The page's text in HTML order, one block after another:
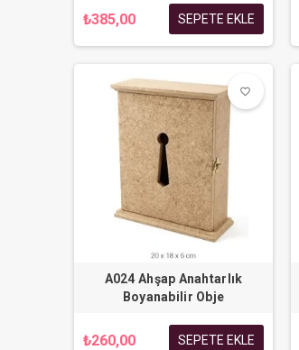
₺385,00 SEPETE EKLE
favorite_border
favorite_border
A024 Ahşap Anahtarlık
Boyanabilir Obje
₺260,00 SEPETE EKLE